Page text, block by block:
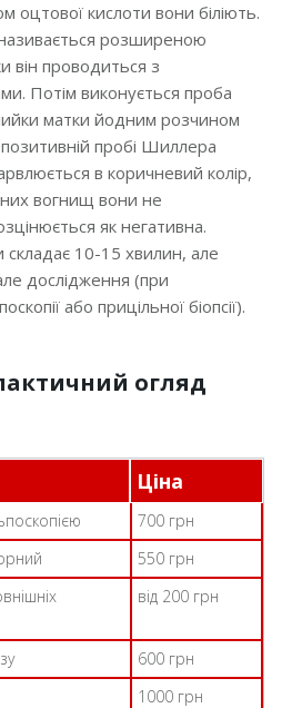
оцтової кислоти вони біліють.
розширеною
він проводиться з
Потім виконується проба
матки йодним розчином
пробі Шиллера
в коричневий колір,
вогнищ вони не
як негативна.
складає 10-15 хвилин, але
дослідження (при
або прицільної біопсії).
огляд
Ціна
700 грн
550 грн
від 200 грн
600 грн
1000 грн